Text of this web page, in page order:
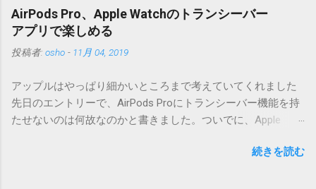
す。） Ver.0.3.0以降用の差分ファイルはこちら 。ZIP圧縮して
まとめてあります。いまのバージョン番号と同じバージョン
合は一つずつ順に適用していく必要があります。0.5.0以降
ません。改造してる方向けに、バージョンアップポイントを
お知らせするのが主な目的となっています。 まずはどんなふ
うに使うものか説明し、設置方法は後述します。 使い方 メー
ル本文の1行目にauthor（投稿者）を、2行目にカテゴリを、
ア・アップデートのセキュリティコンテンツ
については、以下のWebサイトをご覧くださ
い」の部分。 セキュリティコンテンツ…？ こ
す。人によってはここで悩んだ結果、アップ
デートをしない人も出てきそうですよ。アッ
プデートに限らず、分からないけどやってみ
が多いと思います。経験上の感覚ですけれ
AirPods Pro、Apple Watchのトランシーバー
アプリで楽しめる
投稿者: osho - 11月 04, 2019
アップルはやっぱり細かいところまで考えていてくれました
先日のエントリーで、AirPods Proにトランシーバー機能を持
たせないのは何故なのかと書きました。ついでに、Apple
はiPhoneに接続してるから使えないじゃん云々を書いたので
続きを読む